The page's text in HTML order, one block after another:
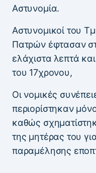
Αστυνομία.
Αστυνομικοί του
Πατρών έφτασαν
ελάχιστα λεπτά
του 17χρονου,
Οι νομικές
περιορίστηκαν
καθώς
της μητέρας του
παραμέλησης